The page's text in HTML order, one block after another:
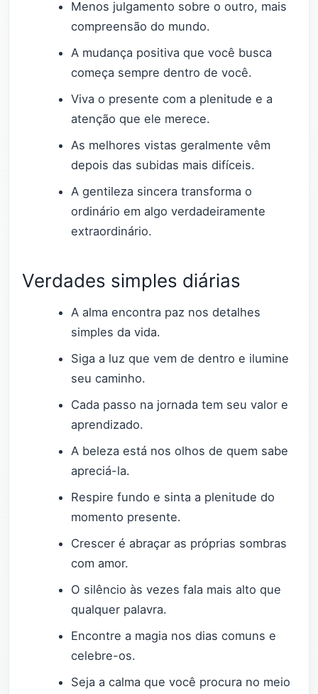
Menos julgamento sobre o outro, mais
compreensão do mundo.
A mudança positiva que você busca
começa sempre dentro de você.
Viva o presente com a plenitude e a
atenção que ele merece.
As melhores vistas geralmente vêm
depois das subidas mais difíceis.
A gentileza sincera transforma o
ordinário em algo verdadeiramente
extraordinário.
Verdades simples diárias
A alma encontra paz nos detalhes
simples da vida.
Siga a luz que vem de dentro e ilumine
seu caminho.
Cada passo na jornada tem seu valor e
aprendizado.
A beleza está nos olhos de quem sabe
apreciá-la.
Respire fundo e sinta a plenitude do
momento presente.
Crescer é abraçar as próprias sombras
com amor.
O silêncio às vezes fala mais alto que
qualquer palavra.
Encontre a magia nos dias comuns e
celebre-os.
Seja a calma que você procura no meio